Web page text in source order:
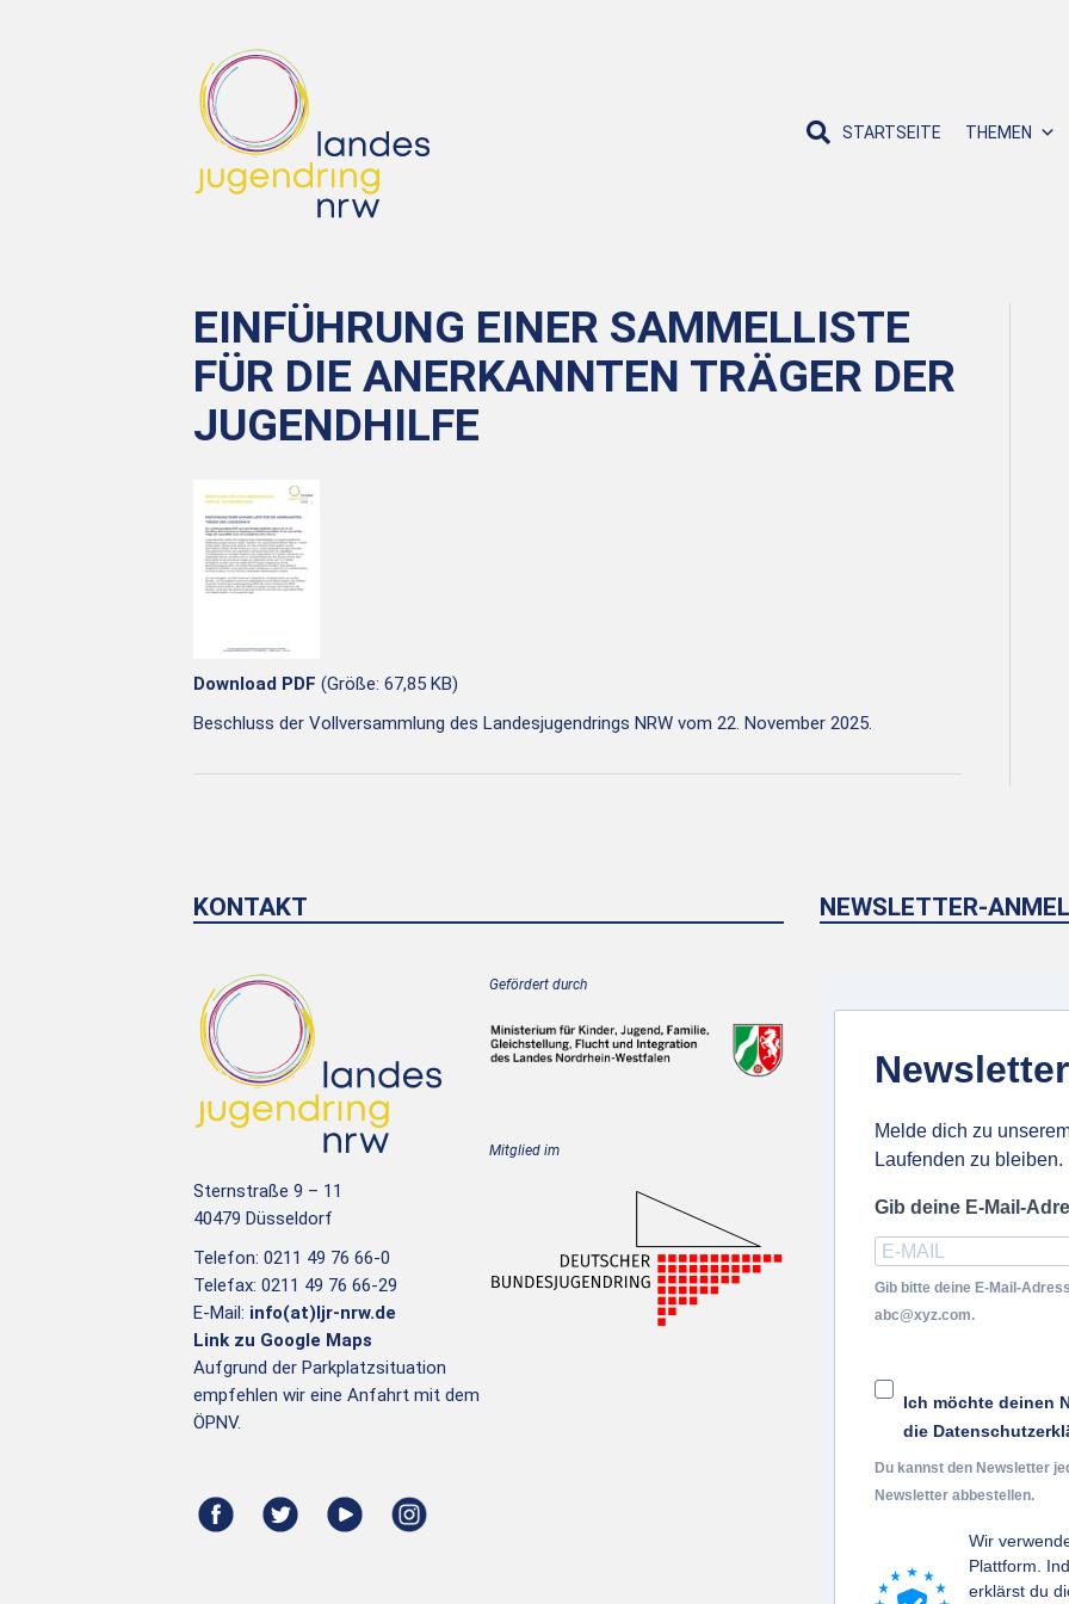
STARTSEITE THEMEN
EINFÜHRUNG EINER SAMMELLISTE
FÜR DIE ANERKANNTEN TRÄGER DER
JUGENDHILFE
Download PDF (Größe: 67,85 KB)
Beschluss der Vollversammlung des Landesjugendrings NRW vom 22. November 2025.
KONTAKT
Sternstraße 9 – 11
40479 Düsseldorf
Telefon: 0211 49 76 66-0
Telefax: 0211 49 76 66-29
E-Mail: info(at)ljr-nrw.de
Link zu Google Maps
Aufgrund der Parkplatzsituation
empfehlen wir eine Anfahrt mit dem
ÖPNV.
Gefördert durch
Mitglied im
NEWSLETTER-
Newsletter
Melde dich zu
Laufenden zu bleiben.
Gib deine E-Mail-
Gib bitte deine E-Mail-
abc@xyz.com.
Ich möchte deinen
die
Du kannst den Newsletter
Newsletter abbestellen.
Wir
Plattform.
erklärst du